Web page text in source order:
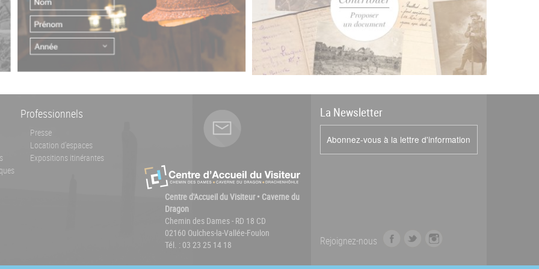
Professionnels
Presse
Location d'espaces
Expositions itinérantes
Centre d'Accueil du Visiteur • Caverne du
Dragon
Chemin des Dames - RD 18 CD
02160 Oulches-la-Vallée-Foulon
Tél. : 03 23 25 14 18
La Newsletter
Abonnez-vous à la lettre d'information
Rejoignez-nous